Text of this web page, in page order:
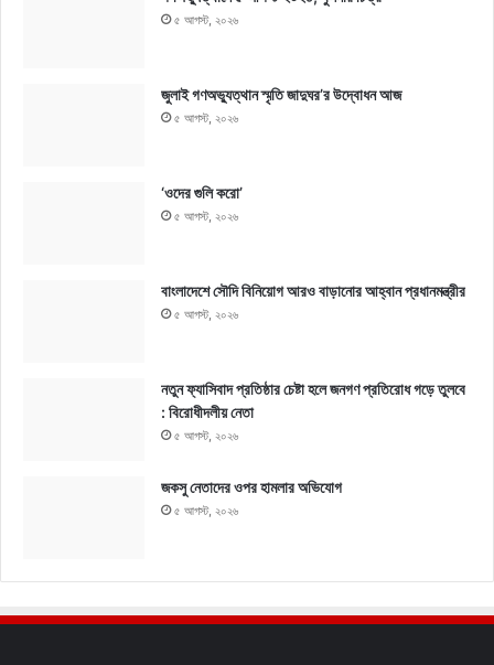
৫ আগস্ট, ২০২৬
জুলাই গণঅভ্যুত্থান স্মৃতি জাদুঘর’র উদ্বোধন আজ
৫ আগস্ট, ২০২৬
‘ওদের গুলি করো’
৫ আগস্ট, ২০২৬
বাংলাদেশে সৌদি বিনিয়োগ আরও বাড়ানোর আহ্বান প্রধানমন্ত্রীর
৫ আগস্ট, ২০২৬
নতুন ফ্যাসিবাদ প্রতিষ্ঠার চেষ্টা হলে জনগণ প্রতিরোধ গড়ে তুলবে
: বিরোধীদলীয় নেতা
৫ আগস্ট, ২০২৬
জকসু নেতাদের ওপর হামলার অভিযোগ
৫ আগস্ট, ২০২৬